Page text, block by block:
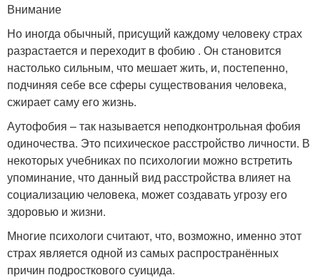
Внимание
Но иногда обычный, присущий каждому человеку страх
разрастается и переходит в фобию . Он становится
настолько сильным, что мешает жить, и, постепенно,
подчиняя себе все сферы существования человека,
сжирает саму его жизнь.
Аутофобия – так называется неподконтрольная фобия
одиночества. Это психическое расстройство личности. В
некоторых учебниках по психологии можно встретить
упоминание, что данный вид расстройства влияет на
социализацию человека, может создавать угрозу его
здоровью и жизни.
Многие психологи считают, что, возможно, именно этот
страх является одной из самых распространённых
причин подросткового суицида.